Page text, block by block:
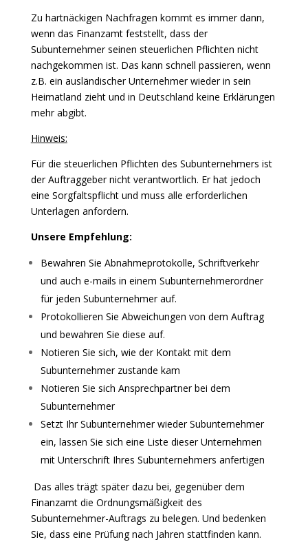
Zu hartnäckigen Nachfragen kommt es immer dann,
wenn das Finanzamt feststellt, dass der
Subunternehmer seinen steuerlichen Pflichten nicht
nachgekommen ist. Das kann schnell passieren, wenn
z.B. ein ausländischer Unternehmer wieder in sein
Heimatland zieht und in Deutschland keine Erklärungen
mehr abgibt.
Hinweis:
Für die steuerlichen Pflichten des Subunternehmers ist
der Auftraggeber nicht verantwortlich. Er hat jedoch
eine Sorgfaltspflicht und muss alle erforderlichen
Unterlagen anfordern.
Unsere Empfehlung:
Bewahren Sie Abnahmeprotokolle, Schriftverkehr
und auch e-mails in einem Subunternehmerordner
für jeden Subunternehmer auf.
Protokollieren Sie Abweichungen von dem Auftrag
und bewahren Sie diese auf.
Notieren Sie sich, wie der Kontakt mit dem
Subunternehmer zustande kam
Notieren Sie sich Ansprechpartner bei dem
Subunternehmer
Setzt Ihr Subunternehmer wieder Subunternehmer
ein, lassen Sie sich eine Liste dieser Unternehmen
mit Unterschrift Ihres Subunternehmers anfertigen
Das alles trägt später dazu bei, gegenüber dem
Finanzamt die Ordnungsmäßigkeit des
Subunternehmer-Auftrags zu belegen. Und bedenken
Sie, dass eine Prüfung nach Jahren stattfinden kann.